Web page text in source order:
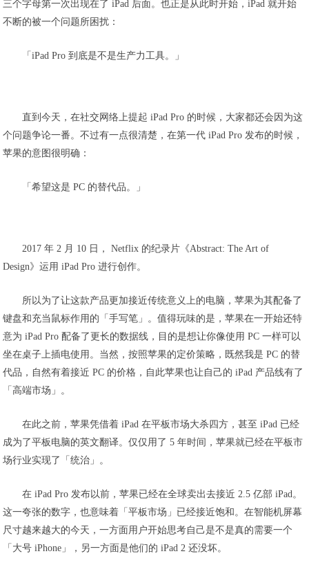
三个字母第一次出现在了 iPad 后面。也正是从此时开始，iPad 就开始
不断的被一个问题所困扰：
「iPad Pro 到底是不是生产力工具。」
直到今天，在社交网络上提起 iPad Pro 的时候，大家都还会因为这
个问题争论一番。不过有一点很清楚，在第一代 iPad Pro 发布的时候，
苹果的意图很明确：
「希望这是 PC 的替代品。」
2017 年 2 月 10 日， Netflix 的纪录片《Abstract: The Art of
Design》运用 iPad Pro 进行创作。
所以为了让这款产品更加接近传统意义上的电脑，苹果为其配备了
键盘和充当鼠标作用的「手写笔」。值得玩味的是，苹果在一开始还特
意为 iPad Pro 配备了更长的数据线，目的是想让你像使用 PC 一样可以
坐在桌子上插电使用。当然，按照苹果的定价策略，既然我是 PC 的替
代品，自然有着接近 PC 的价格，自此苹果也让自己的 iPad 产品线有了
「高端市场」。
在此之前，苹果凭借着 iPad 在平板市场大杀四方，甚至 iPad 已经
成为了平板电脑的英文翻译。仅仅用了 5 年时间，苹果就已经在平板市
场行业实现了「统治」。
在 iPad Pro 发布以前，苹果已经在全球卖出去接近 2.5 亿部 iPad。
这一夸张的数字，也意味着「平板市场」已经接近饱和。在智能机屏幕
尺寸越来越大的今天，一方面用户开始思考自己是不是真的需要一个
「大号 iPhone」，另一方面是他们的 iPad 2 还没坏。